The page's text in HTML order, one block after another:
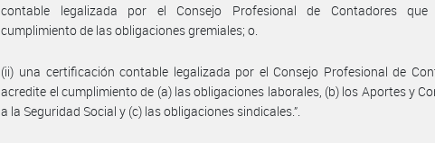
contable legalizada por el Consejo Profesional de Contadores que
cumplimiento de las obligaciones gremiales; o.
(ii) una certificación contable legalizada por el Consejo Profesional de
acredite el cumplimiento de (a) las obligaciones laborales, (b) los Aportes y
a la Seguridad Social y (c) las obligaciones sindicales.”.